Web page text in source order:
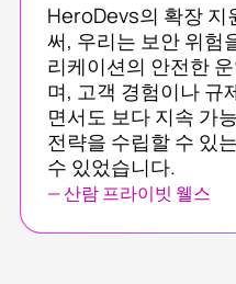
HeroDevs의 확장 지
써, 우리는 보안 위험
리케이션의 안전한
며, 고객 경험이나 규
면서도 보다 지속 가
전략을 수립할 수 있
수 있었습니다.
— 산람 프라이빗 웰스